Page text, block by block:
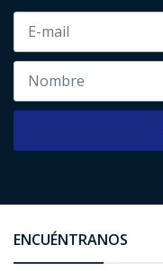
ENCUÉNTRANOS